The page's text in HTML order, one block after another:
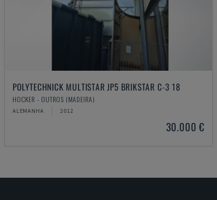
POLYTECHNICK MULTISTAR JP5 BRIKSTAR C-3 18
HOCKER - OUTROS (MADEIRA)
ALEMANHA 2012
30.000 €